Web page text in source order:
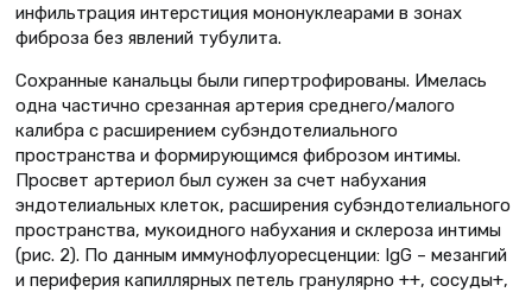
инфильтрация интерстиция мононуклеарами в зонах
фиброза без явлений тубулита.
Сохранные канальцы были гипертрофированы. Имелась
одна частично срезанная артерия среднего/малого
калибра с расширением субэндотелиального
пространства и формирующимся фиброзом интимы.
Просвет артериол был сужен за счет набухания
эндотелиальных клеток, расширения субэндотелиального
пространства, мукоидного набухания и склероза интимы
(рис. 2). По данным иммунофлуоресценции: IgG – мезангий
и периферия капиллярных петель гранулярно ++, сосуды+,